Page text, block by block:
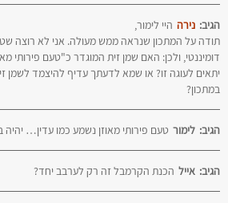
נירה הגיב:
היי לימור,
תודה על המתכון שנראה ממש מעולה. אני לא רוצה
דומיננטי, ולכן: האם שמן זית המוגדר כ"טעם פירותי
יתאים לעוגה זו? או שמא לדעתך עדיף להיצמד לשמן
במתכון?
לימור הגיב: טעם פירותי מאוזן נשמע כמו עדין…
אייל הגיב: הכנת הקרמבל זה רק לערבב יחד?